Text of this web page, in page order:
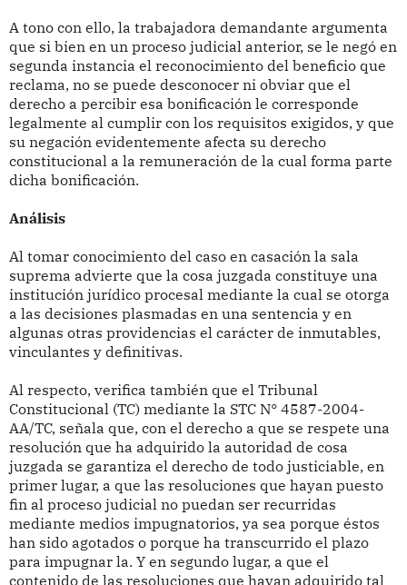
A tono con ello, la trabajadora demandante argumenta
que si bien en un proceso judicial anterior, se le negó en
segunda instancia el reconocimiento del beneficio que
reclama, no se puede desconocer ni obviar que el
derecho a percibir esa bonificación le corresponde
legalmente al cumplir con los requisitos exigidos, y que
su negación evidentemente afecta su derecho
constitucional a la remuneración de la cual forma parte
dicha bonificación.
Análisis
Al tomar conocimiento del caso en casación la sala
suprema advierte que la cosa juzgada constituye una
institución jurídico procesal mediante la cual se otorga
a las decisiones plasmadas en una sentencia y en
algunas otras providencias el carácter de inmutables,
vinculantes y definitivas.
Al respecto, verifica también que el Tribunal
Constitucional (TC) mediante la STC N° 4587-2004-
AA/TC, señala que, con el derecho a que se respete una
resolución que ha adquirido la autoridad de cosa
juzgada se garantiza el derecho de todo justiciable, en
primer lugar, a que las resoluciones que hayan puesto
fin al proceso judicial no puedan ser recurridas
mediante medios impugnatorios, ya sea porque éstos
han sido agotados o porque ha transcurrido el plazo
para impugnar la. Y en segundo lugar, a que el
contenido de las resoluciones que hayan adquirido tal